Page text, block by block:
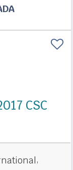
CSC
,